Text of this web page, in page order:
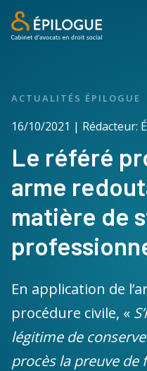
ACTUALITÉS ÉPILOGUE
16/10/2021 | Rédacteur:
Le référé
arme
matière de
En application de
procédure civile, «
légitime de
procès la preuve